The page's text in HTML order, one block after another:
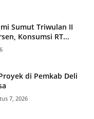
Sumut Triwulan II
Konsumsi RT...
di Pemkab Deli
7, 2026